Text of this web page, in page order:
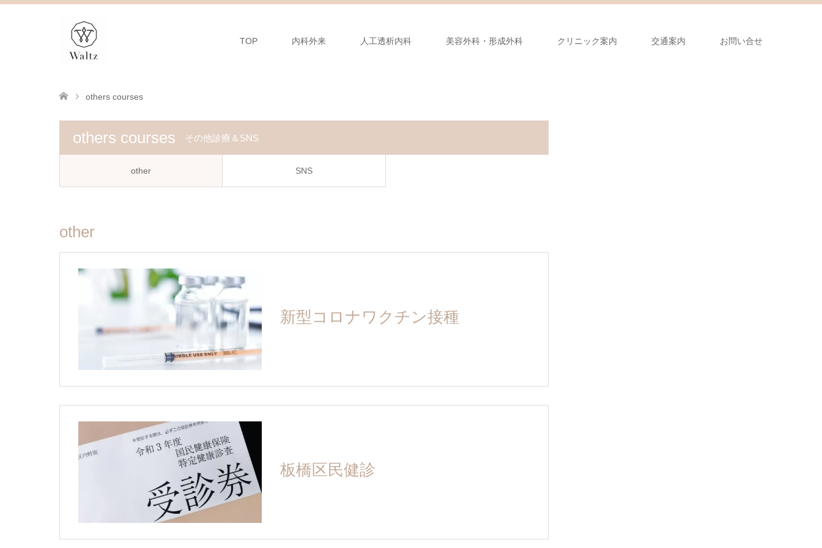
TOP 内科外来 人工透析内科 美容外科・形成外科 クリニック案内 交通案内 お問い合せ
others courses
others courses その他診療＆SNS
other SNS
other
新型コロナワクチン接種
板橋区民健診